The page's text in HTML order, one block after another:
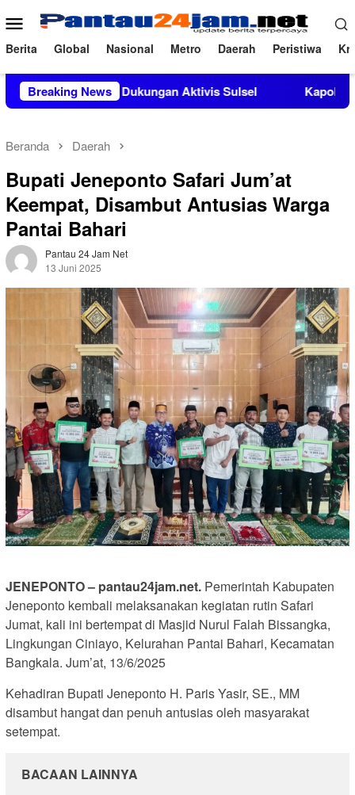
ke
konten
Menu
Mobile
Berita Global Nasional Metro Daerah Peristiwa
Breaking News
Dukungan Aktivis Sulsel Kapolres Polewali
Beranda Daerah
Bupati Jeneponto Safari Jum’at
Keempat, Disambut Antusias Warga
Pantai Bahari
Pantau 24 Jam Net
13 Juni 2025
JENEPONTO – pantau24jam.net. Pemerintah Kabupaten
Jeneponto kembali melaksanakan kegiatan rutin Safari
Jumat, kali ini bertempat di Masjid Nurul Falah Bissangka,
Lingkungan Ciniayo, Kelurahan Pantai Bahari, Kecamatan
Bangkala. Jum’at, 13/6/2025
Kehadiran Bupati Jeneponto H. Paris Yasir, SE., MM
disambut hangat dan penuh antusias oleh masyarakat
setempat.
BACAAN LAINNYA